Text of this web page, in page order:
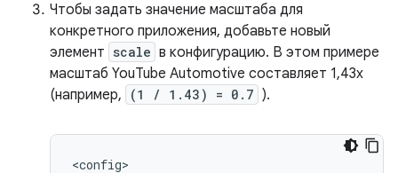
Чтобы задать значение масштаба для
конкретного приложения, добавьте новый
элемент scale в конфигурацию. В этом примере
масштаб YouTube Automotive составляет 1,43x
(например,
(1 / 1.43) = 0.7 ).